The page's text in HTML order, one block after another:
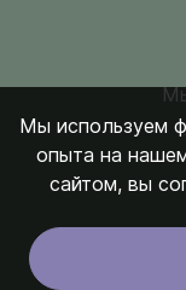
Мы используем
опыта на
сайтом, вы